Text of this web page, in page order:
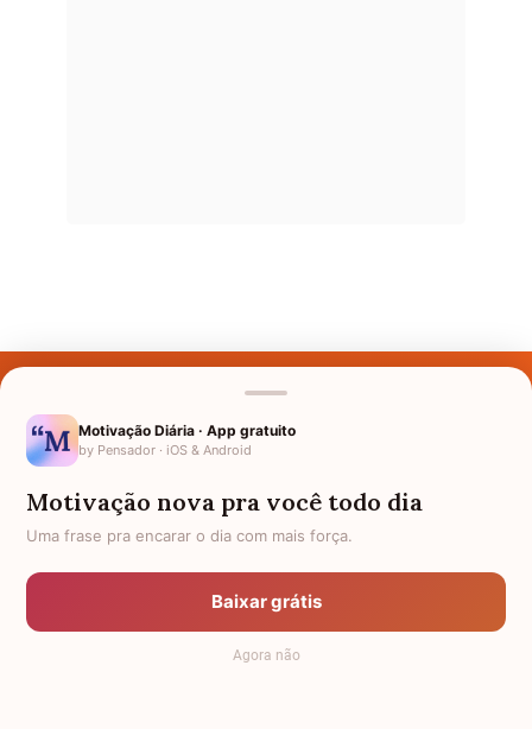
Nomes pelo Mundo
Política de Privacidade
Anuncie
Termos de Uso
Motivação Diária · App gratuito
by Pensador · iOS & Android
Motivação nova pra você todo dia
Uma frase pra encarar o dia com mais força.
Baixar grátis
Agora não